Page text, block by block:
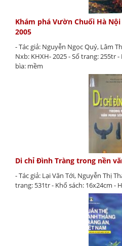
Khám phá Vườn Chuối Hà
2005
- Tác giả: Nguyễn Ngọc Quý, Lâm
Nxb: KHXH- 2025 - Số trang: 255tr
bìa: mềm
Di chỉ Đình Tràng trong nền
- Tác giả: Lại Văn Tới, Nguyễn Thị
trang: 531tr - Khổ sách: 16x24cm -